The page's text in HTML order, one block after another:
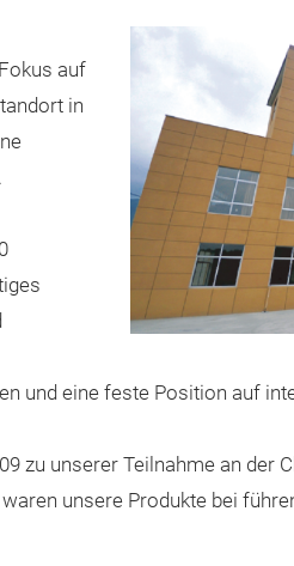
auf
in
und eine feste Position auf
zu unserer Teilnahme an der
unsere Produkte bei